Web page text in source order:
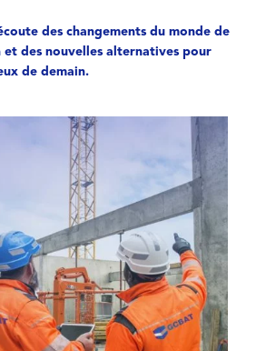
des changements du monde de
et des nouvelles alternatives pour
de demain.